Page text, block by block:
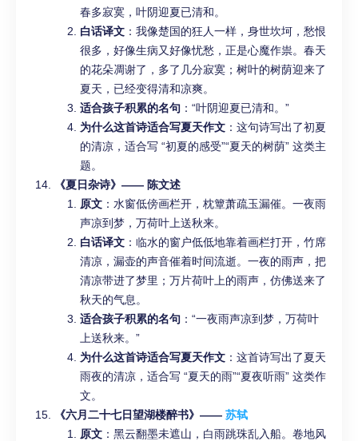
春多寂寞，叶阴迎夏已清和。
白话译文 ：我像楚国的狂人一样，身世坎坷，愁恨
很多，好像生病又好像忧愁，正是心魔作祟。春天
的花朵凋谢了，多了几分寂寞；树叶的树荫迎来了
夏天，已经变得清和凉爽。
适合孩子积累的名句 ：“叶阴迎夏已清和。”
为什么这首诗适合写夏天作文 ：这句诗写出了初夏
的清凉，适合写 “初夏的感受”“夏天的树荫” 这类主
题。
《夏日杂诗》—— 陈文述
原文 ：水窗低傍画栏开，枕簟萧疏玉漏催。一夜雨
声凉到梦，万荷叶上送秋来。
白话译文 ：临水的窗户低低地靠着画栏打开，竹席
清凉，漏壶的声音催着时间流逝。一夜的雨声，把
清凉带进了梦里；万片荷叶上的雨声，仿佛送来了
秋天的气息。
适合孩子积累的名句 ：“一夜雨声凉到梦，万荷叶
上送秋来。”
为什么这首诗适合写夏天作文 ：这首诗写出了夏天
雨夜的清凉，适合写 “夏天的雨”“夏夜听雨” 这类作
文。
《六月二十七日望湖楼醉书》—— 苏轼
原文 ：黑云翻墨未遮山，白雨跳珠乱入船。卷地风